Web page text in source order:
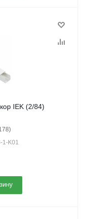
IEK (2/84)
1-K01